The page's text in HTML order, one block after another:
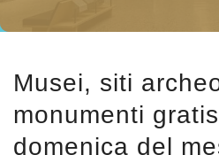
Musei, siti
monumenti
domenica del